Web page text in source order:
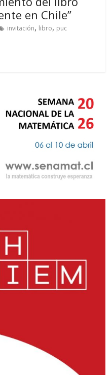
en Chile”
invitación, libro, puc